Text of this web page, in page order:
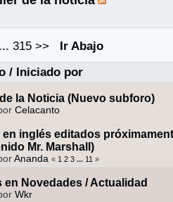
...315 >>
Ir Abajo
/ Iniciado por
la Noticia (Nuevo subforo)
Celacanto
inglés editados
Mr. Marshall)
Ananda « 1 2 3 ... 11 »
en Novedades / Actualidad
Wkr